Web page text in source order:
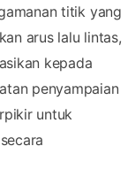
titik yang
arus lalu lintas,
kepada
penyampaian
untuk